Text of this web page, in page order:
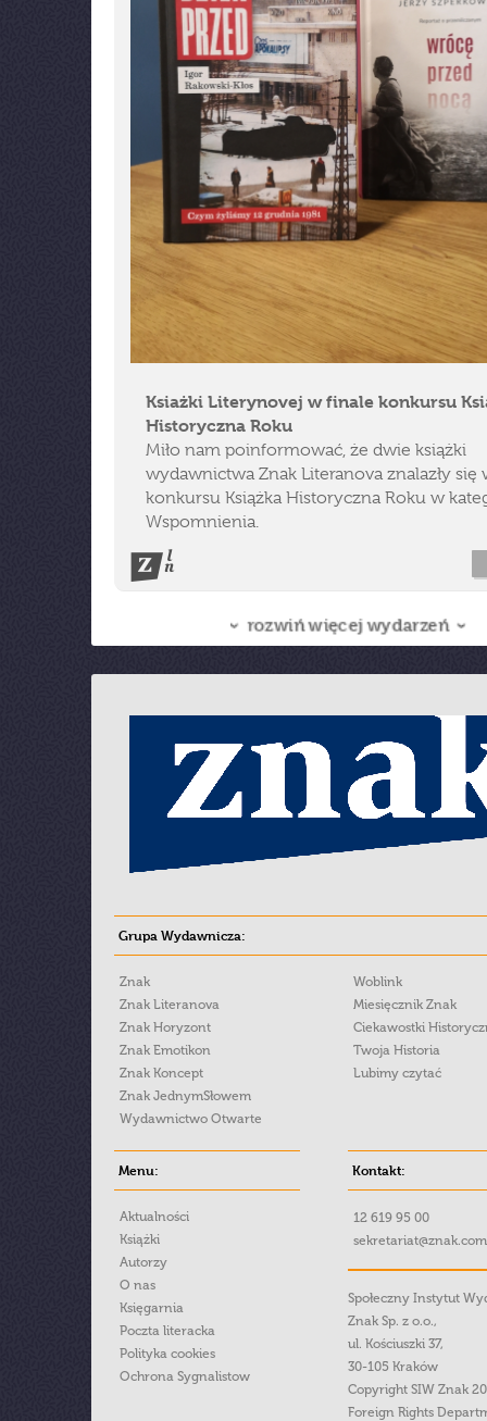
Ksiażki Literynovej w finale konkursu
Historyczna Roku
Miło nam poinformować, że dwie książki
wydawnictwa Znak Literanova znalazły się
konkursu Książka Historyczna Roku w
Wspomnienia.
rozwiń więcej wydarzeń
Grupa Wydawnicza:
Znak
Znak Literanova
Znak Horyzont
Znak Emotikon
Znak Koncept
Znak JednymSłowem
Wydawnictwo Otwarte
Woblink
Miesięcznik Znak
Ciekawostki
Twoja Historia
Lubimy czytać
Menu:
Aktualności
Książki
Autorzy
O nas
Księgarnia
Poczta literacka
Polityka cookies
Ochrona Sygnalistow
Kontakt:
12 619 95 00
Społeczny Instytut
Znak Sp. z o.o.,
ul. Kościuszki 37,
30-105 Kraków
Copyright SIW Znak
Foreign Rights